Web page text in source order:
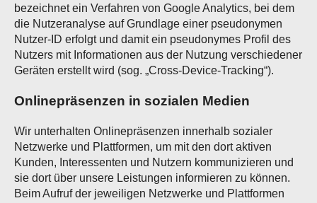
bezeichnet ein Verfahren von Google Analytics, bei dem
die Nutzeranalyse auf Grundlage einer pseudonymen
Nutzer-ID erfolgt und damit ein pseudonymes Profil des
Nutzers mit Informationen aus der Nutzung verschiedener
Geräten erstellt wird (sog. „Cross-Device-Tracking“).
Onlinepräsenzen in sozialen Medien
Wir unterhalten Onlinepräsenzen innerhalb sozialer
Netzwerke und Plattformen, um mit den dort aktiven
Kunden, Interessenten und Nutzern kommunizieren und
sie dort über unsere Leistungen informieren zu können.
Beim Aufruf der jeweiligen Netzwerke und Plattformen